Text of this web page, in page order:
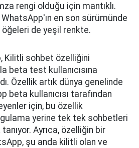
rengi olduğu için mantıklı.
en son sürümünde
de yeşil renkte.
Kilitli sohbet özelliğini
beta test kullanıcısına
Özellik artık dünya genelinde
beta kullanıcısı tarafından
için, bu özellik
yerine tek tek sohbetleri
Ayrıca, özelliğin bir
şu anda kilitli olan ve